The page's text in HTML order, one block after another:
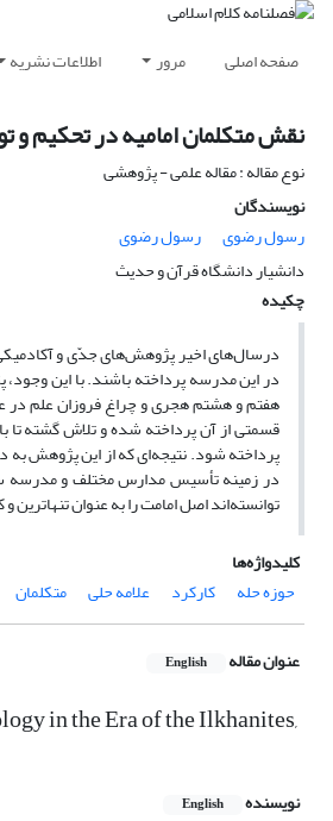
صفحه اصلی مرور اطلاعات نشریه
نقش متکلمان امامیه در تحکیم و
نوع مقاله : مقاله علمی - پژوهشی
نویسندگان
رسول رضوی
رسول رضوی
دانشیار دانشگاه قرآن و حدیث
چکیده
درسال‌های اخیر پژوهش‌های جدّی و
در این مدرسه پرداخته باشند. با این
هفتم و هشتم هجری و چراغ فروزان علم در
قسمتی از آن پرداخته شده و تلاش گشته تا
پرداخته شود. نتیجه‌ای که از این پژوهش
در زمینه تأسیس مدارس مختلف و مدرسه
توانسته‌اند اصل امامت را به عنوان
کلیدواژه‌ها
حوزه حله
کارکرد علامه حلی متکلمان
عنوان مقاله English
in the Era of the Ilkhanites,
نویسنده English